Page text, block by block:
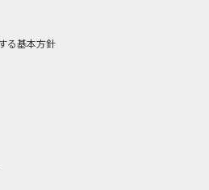
（Web約款）
体操
イト
ビリティ
まサービス向上の取組み
る基本方針